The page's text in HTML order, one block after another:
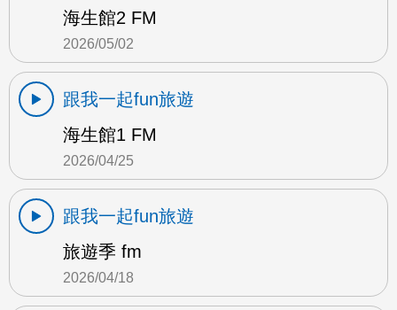
海生館2 FM
2026/05/02
跟我一起fun旅遊
海生館1 FM
2026/04/25
跟我一起fun旅遊
旅遊季 fm
2026/04/18